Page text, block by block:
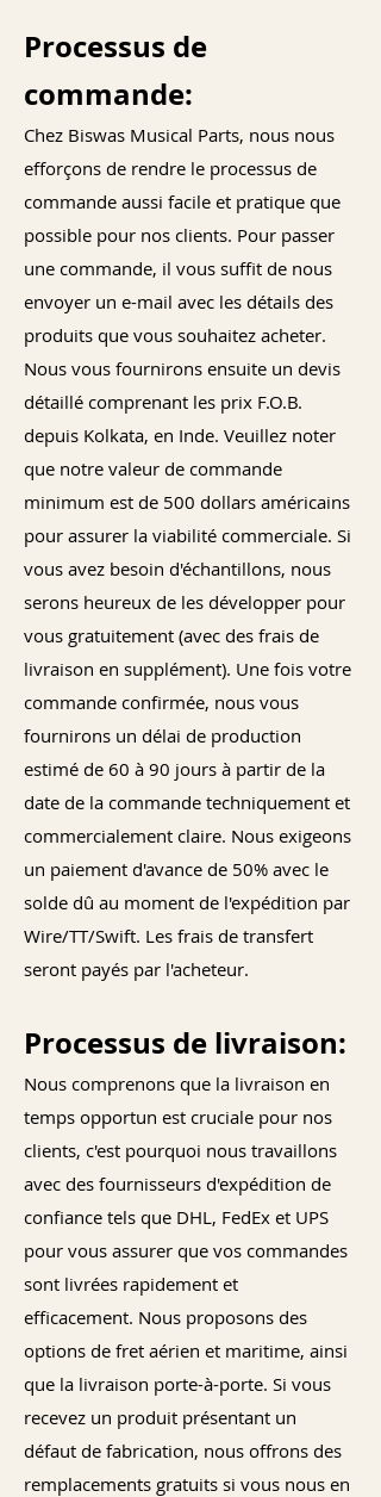
Processus de
commande:
Chez Biswas Musical Parts, nous nous
efforçons de rendre le processus de
commande aussi facile et pratique que
possible pour nos clients. Pour passer
une commande, il vous suffit de nous
envoyer un e-mail avec les détails des
produits que vous souhaitez acheter.
Nous vous fournirons ensuite un devis
détaillé comprenant les prix F.O.B.
depuis Kolkata, en Inde. Veuillez noter
que notre valeur de commande
minimum est de 500 dollars américains
pour assurer la viabilité commerciale. Si
vous avez besoin d'échantillons, nous
serons heureux de les développer pour
vous gratuitement (avec des frais de
livraison en supplément). Une fois votre
commande confirmée, nous vous
fournirons un délai de production
estimé de 60 à 90 jours à partir de la
date de la commande techniquement et
commercialement claire. Nous exigeons
un paiement d'avance de 50% avec le
solde dû au moment de l'expédition par
Wire/TT/Swift. Les frais de transfert
seront payés par l'acheteur.
Processus de livraison:
Nous comprenons que la livraison en
temps opportun est cruciale pour nos
clients, c'est pourquoi nous travaillons
avec des fournisseurs d'expédition de
confiance tels que DHL, FedEx et UPS
pour vous assurer que vos commandes
sont livrées rapidement et
efficacement. Nous proposons des
options de fret aérien et maritime, ainsi
que la livraison porte-à-porte. Si vous
recevez un produit présentant un
défaut de fabrication, nous offrons des
remplacements gratuits si vous nous en